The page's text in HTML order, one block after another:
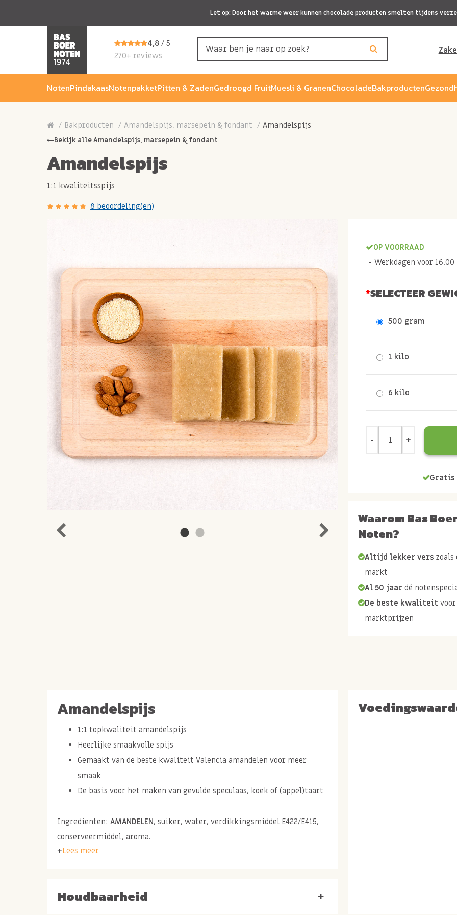
Let op: Door het warme weer kunnen chocolade producten smelten tijdens
4,8/ 5
270+ reviews
NotenPindakaasNotenpakketPitten & ZadenGedroogd FruitMuesli & GranenChocoladeBakproducten
Bakproducten Amandelspijs, marsepein & fondant Amandelspijs
Bekijk alle Amandelspijs, marsepein & fondant
Amandelspijs
1:1 kwaliteitsspijs
8 beoordeling(en)
OP VOORRAAD
Werkdagen voor
SELECTEER
500 gram
1 kilo
6 kilo
Gratis
Waarom Bas
Noten?
Altijd lekker vers zoals
markt
Al 50 jaar dé
De beste kwaliteit voor
marktprijzen
Amandelspijs
1:1 topkwaliteit amandelspijs
Heerlijke smaakvolle spijs
Gemaakt van de beste kwaliteit Valencia amandelen voor meer
smaak
De basis voor het maken van gevulde speculaas, koek of (appel)taart
Ingredienten: AMANDELEN, suiker, water, verdikkingsmiddel E422/E415,
conserveermiddel, aroma.
Lees meer
Houdbaarheid +